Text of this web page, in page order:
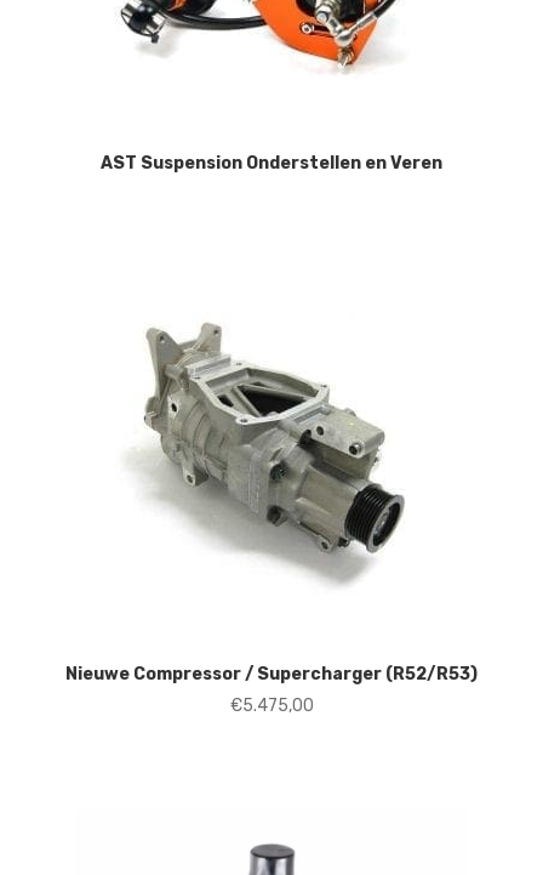
AST Suspension Onderstellen en Veren
Nieuwe Compressor / Supercharger (R52/R53)
€5.475,00